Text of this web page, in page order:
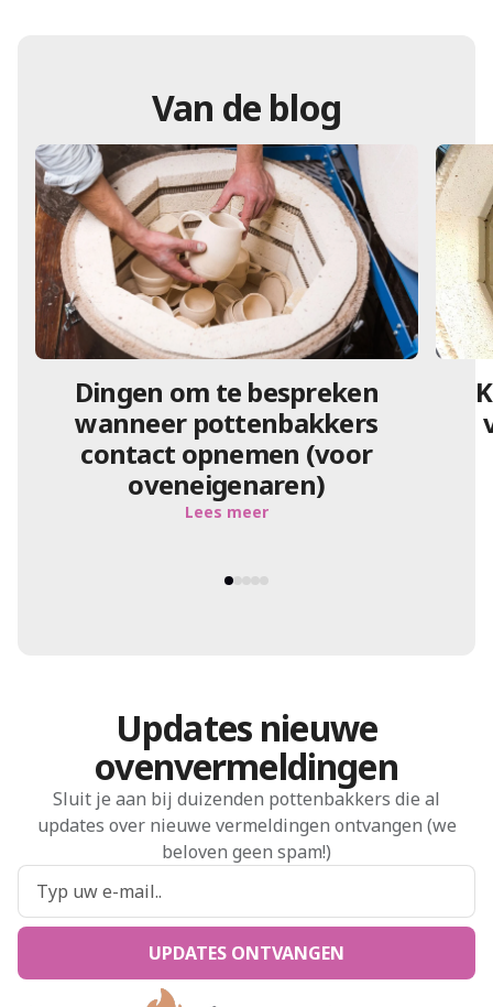
Van de blog
Dingen om te bespreken
wanneer pottenbakkers
contact opnemen (voor
oveneigenaren)
Lees meer
Updates nieuwe
ovenvermeldingen
Sluit je aan bij duizenden pottenbakkers die al
updates over nieuwe vermeldingen ontvangen (we
beloven geen spam!)
UPDATES ONTVANGEN